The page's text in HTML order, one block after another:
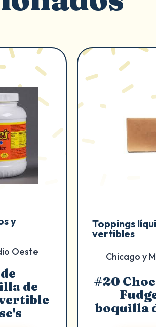
y
Oeste
de
Toppings
vertibles
Chicago y
#20
boquilla